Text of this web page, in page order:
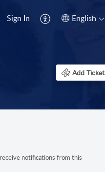
Sign In English
Add Ticket
notifications from this